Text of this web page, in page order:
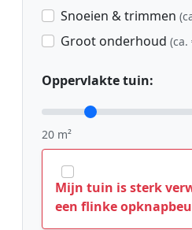
Snoeien & trimmen
Groot onderhoud (ca.
Oppervlakte tuin:
20 m²
Mijn tuin is sterk
een flinke